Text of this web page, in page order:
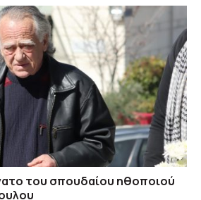
του σπουδαίου ηθοποιού